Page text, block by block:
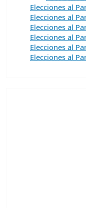
Elecciones al
Elecciones al
Elecciones al
Elecciones al
Elecciones al
Elecciones al